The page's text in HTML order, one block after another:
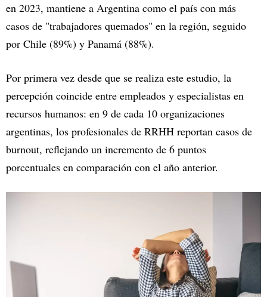
en 2023, mantiene a Argentina como el país con más
casos de "trabajadores quemados" en la región, seguido
por Chile (89%) y Panamá (88%).
Por primera vez desde que se realiza este estudio, la
percepción coincide entre empleados y especialistas en
recursos humanos: en 9 de cada 10 organizaciones
argentinas, los profesionales de RRHH reportan casos de
burnout, reflejando un incremento de 6 puntos
porcentuales en comparación con el año anterior.